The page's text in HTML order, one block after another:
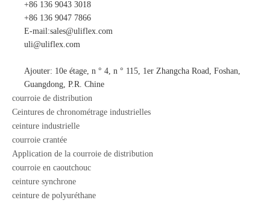
+86 136 9043 3018
+86 136 9047 7866
E-mail:sales@uliflex.com
uli@uliflex.com
Ajouter: 10e étage, n ° 4, n ° 115, 1er Zhangcha Road, Foshan,
Guangdong, P.R. Chine
courroie de distribution
Ceintures de chronométrage industrielles
ceinture industrielle
courroie crantée
Application de la courroie de distribution
courroie en caoutchouc
ceinture synchrone
ceinture de polyuréthane